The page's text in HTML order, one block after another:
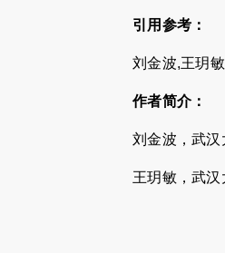
引用参考：
刘金波,王玥
作者简介：
刘金波，武
王玥敏，武